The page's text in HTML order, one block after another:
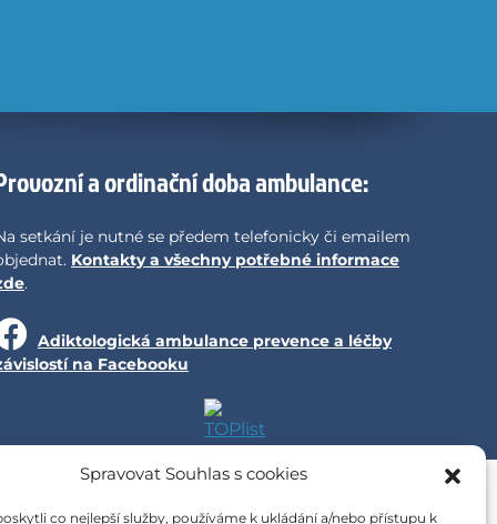
Spravovat Souhlas s cookies
co nejlepší služby, používáme k ukládání a/nebo přístupu k
a ordinační doba ambulance:
setkání je nutné se předem telefonicky či emailem
Kontakty a všechny potřebné informace
.
Adiktologická ambulance prevence a léčby
na Facebooku